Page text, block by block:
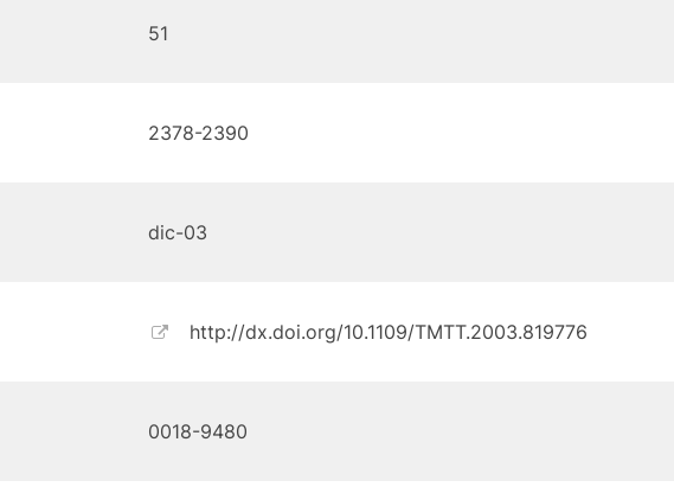
51
2378-2390
dic-03
http://dx.doi.org/10.1109/TMTT.2003.819776
0018-9480